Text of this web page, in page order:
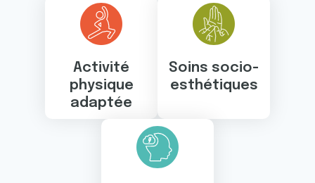
Activité
physique
adaptée
Soins socio-
esthétiques